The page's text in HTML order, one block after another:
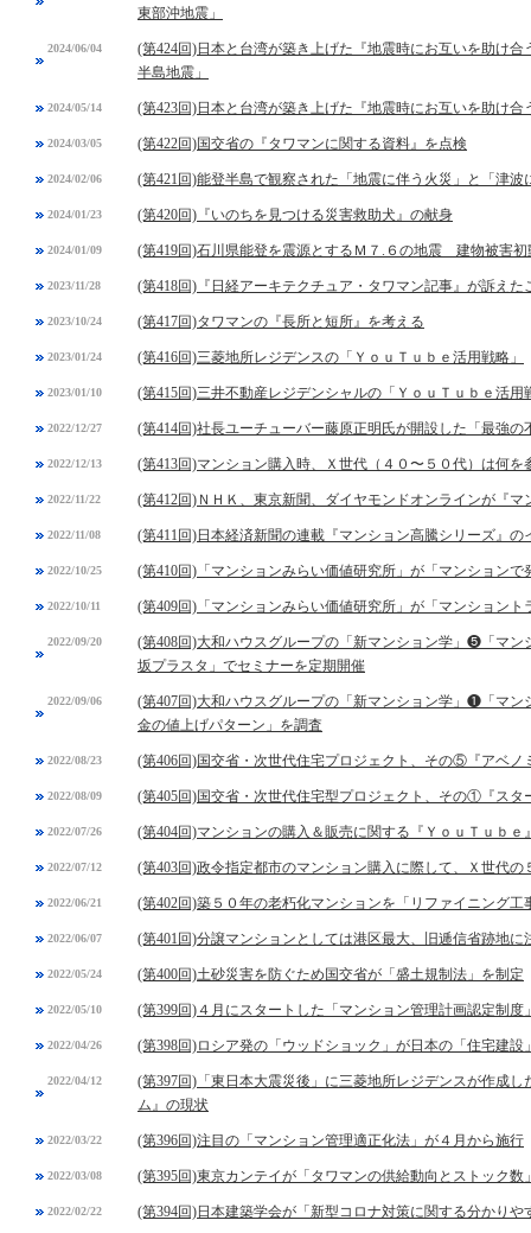
東部沖地震」
2024/06/04
(第424回)日本と台湾が築き上げた『地震時にお互いを助け
半島地震」
2024/05/14 (第423回)日本と台湾が築き上げた『地震時にお互いを助け合
2024/03/05 (第422回)国交省の『タワマンに関する資料』を点検
2024/02/06 (第421回)能登半島で観察された「地震に伴う火災」と「津波
2024/01/23 (第420回)『いのちを見つける災害救助犬』の献身
2024/01/09 (第419回)石川県能登を震源とするＭ７.６の地震 建物被害初
2023/11/28 (第418回)『日経アーキテクチュア・タワマン記事』が訴えた
2023/10/24 (第417回)タワマンの『長所と短所』を考える
2023/01/24 (第416回)三菱地所レジデンスの「ＹｏｕＴｕｂｅ活用戦略」
2023/01/10 (第415回)三井不動産レジデンシャルの「ＹｏｕＴｕｂｅ活用
2022/12/27 (第414回)社長ユーチューバー藤原正明氏が開設した「最強の
2022/12/13 (第413回)マンション購入時、Ｘ世代（４０〜５０代）は何を
2022/11/22 (第412回)ＮＨＫ、東京新聞、ダイヤモンドオンラインが『マ
2022/11/08 (第411回)日本経済新聞の連載『マンション高騰シリーズ』の
2022/10/25 (第410回)「マンションみらい価値研究所」が「マンションで
2022/10/11 (第409回)「マンションみらい価値研究所」が「マンショント
2022/09/20
(第408回)大和ハウスグループの「新マンション学」❺「マン
坂プラスタ」でセミナーを定期開催
2022/09/06
(第407回)大和ハウスグループの「新マンション学」❶「マン
金の値上げパターン」を調査
2022/08/23 (第406回)国交省・次世代住宅プロジェクト、その⑤『アベノ
2022/08/09 (第405回)国交省・次世代住宅型プロジェクト、その①『スタ
2022/07/26 (第404回)マンションの購入＆販売に関する『ＹｏｕＴｕｂｅ
2022/07/12 (第403回)政令指定都市のマンション購入に際して、Ｘ世代
2022/06/21 (第402回)築５０年の老朽化マンションを「リファイニング工
2022/06/07 (第401回)分譲マンションとしては港区最大、旧逓信省跡地
2022/05/24 (第400回)土砂災害を防ぐため国交省が「盛土規制法」を制定
2022/05/10 (第399回)４月にスタートした「マンション管理計画認定制度
2022/04/26 (第398回)ロシア発の「ウッドショック」が日本の「住宅建設
2022/04/12
(第397回)「東日本大震災後」に三菱地所レジデンスが作成
ム』の現状
2022/03/22 (第396回)注目の「マンション管理適正化法」が４月から施行
2022/03/08 (第395回)東京カンテイが「タワマンの供給動向とストック数
2022/02/22 (第394回)日本建築学会が「新型コロナ対策に関する分かりや